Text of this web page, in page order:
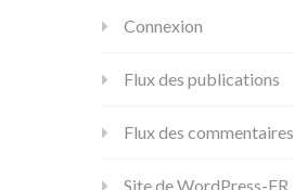
Connexion
Flux des publications
Flux des commentaires
Site de WordPress-FR